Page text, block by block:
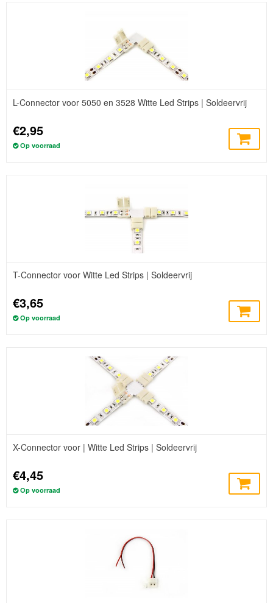
L-Connector voor 5050 en 3528 Witte Led Strips | Soldeervrij
€2,95
Op voorraad
T-Connector voor Witte Led Strips | Soldeervrij
€3,65
Op voorraad
X-Connector voor | Witte Led Strips | Soldeervrij
€4,45
Op voorraad